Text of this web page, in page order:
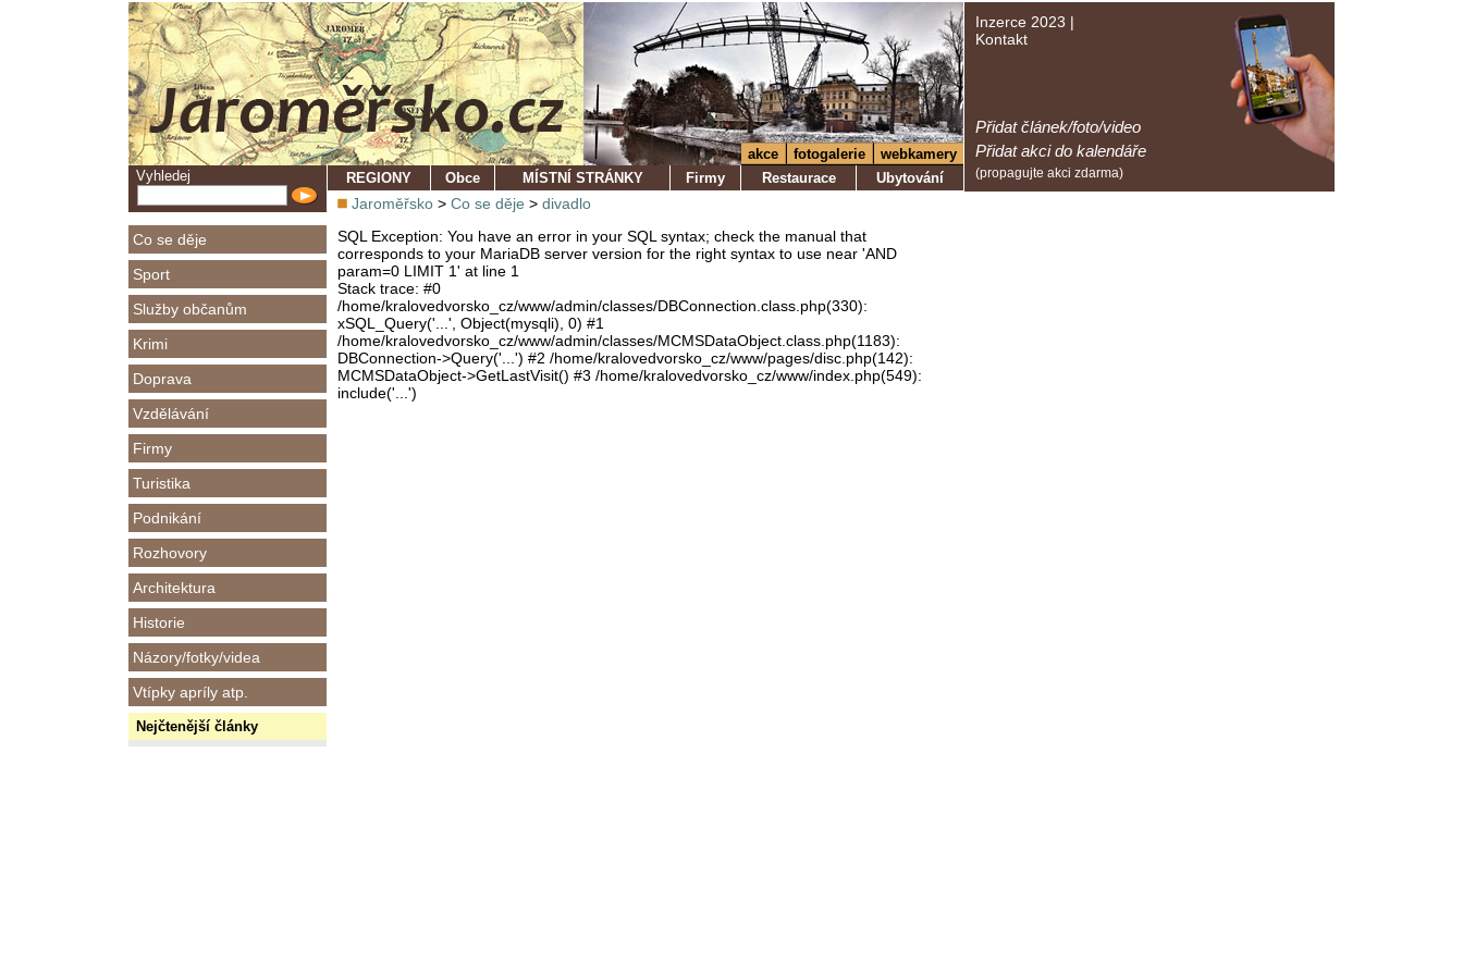
Vyhledej
Co se děje
Sport
Služby občanům
Krimi
Doprava
Vzdělávání
Firmy
Turistika
Podnikání
Rozhovory
Architektura
Historie
Názory/fotky/videa
Vtípky apríly atp.
Nejčtenější články
Inzerce 2023 |
Kontakt
Přidat článek/foto/video
Přidat akci do kalendáře
(propagujte akci zdarma)
akce fotogalerie
webkamery
REGIONY
Obce MÍSTNÍ STRÁNKY Firmy Restaurace Ubytování
Jaroměřsko > Co se děje > divadlo
SQL Exception: You have an error in your SQL syntax; check the manual that
corresponds to your MariaDB server version for the right syntax to use near 'AND
param=0 LIMIT 1' at line 1
Stack trace: #0
/home/kralovedvorsko_cz/www/admin/classes/DBConnection.class.php(330):
xSQL_Query('...', Object(mysqli), 0) #1
/home/kralovedvorsko_cz/www/admin/classes/MCMSDataObject.class.php(1183):
DBConnection->Query('...') #2 /home/kralovedvorsko_cz/www/pages/disc.php(142):
MCMSDataObject->GetLastVisit() #3 /home/kralovedvorsko_cz/www/index.php(549):
include('...')